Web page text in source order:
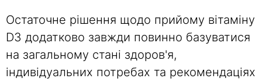
Остаточне рішення щодо прийому вітаміну
D3 додатково завжди повинно базуватися
на загальному стані здоров'я,
індивідуальних потребах та рекомендаціях